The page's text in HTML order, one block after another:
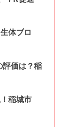
体ブロ
評価は？稲
稲城市